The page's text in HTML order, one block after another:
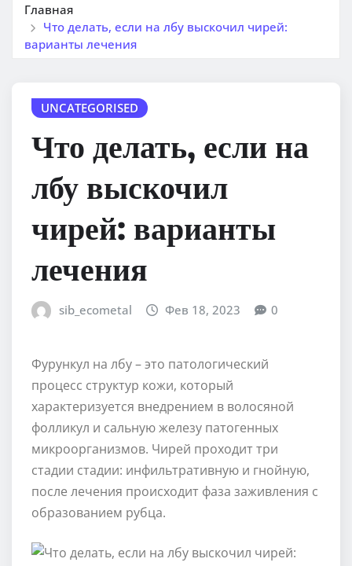
Главная
Что делать, если на лбу выскочил чирей:
варианты лечения
UNCATEGORISED
Что делать, если на
лбу выскочил
чирей: варианты
лечения
sib_ecometal Фев 18, 2023 0
Фурункул на лбу – это патологический
процесс структур кожи, который
характеризуется внедрением в волосяной
фолликул и сальную железу патогенных
микроорганизмов. Чирей проходит три
стадии стадии: инфильтративную и гнойную,
после лечения происходит фаза заживления с
образованием рубца.